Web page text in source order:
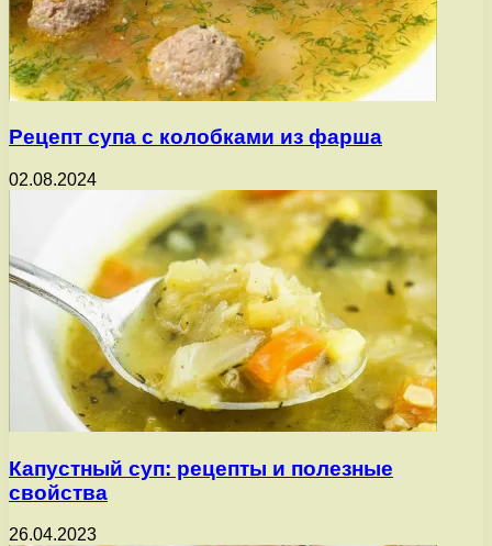
Рецепт супа с колобками из фарша
02.08.2024
Капустный суп: рецепты и полезные
свойства
26.04.2023